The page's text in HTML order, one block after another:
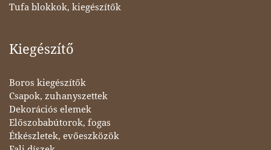
Tufa blokkok, kiegészítők
Kiegészítő
Boros kiegészítők
Csapok, zuhanyszettek
Dekorációs elemek
Előszobabútorok, fogas
Étkészletek, evőeszközök